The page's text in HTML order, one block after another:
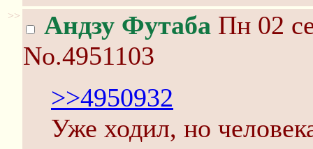
>> Андзу Футаба Пн 02
No.4951103
>>4950932
Уже ходил, но